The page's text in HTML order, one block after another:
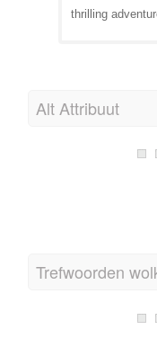
thrilling
Alt Attribuut
Trefwoorden